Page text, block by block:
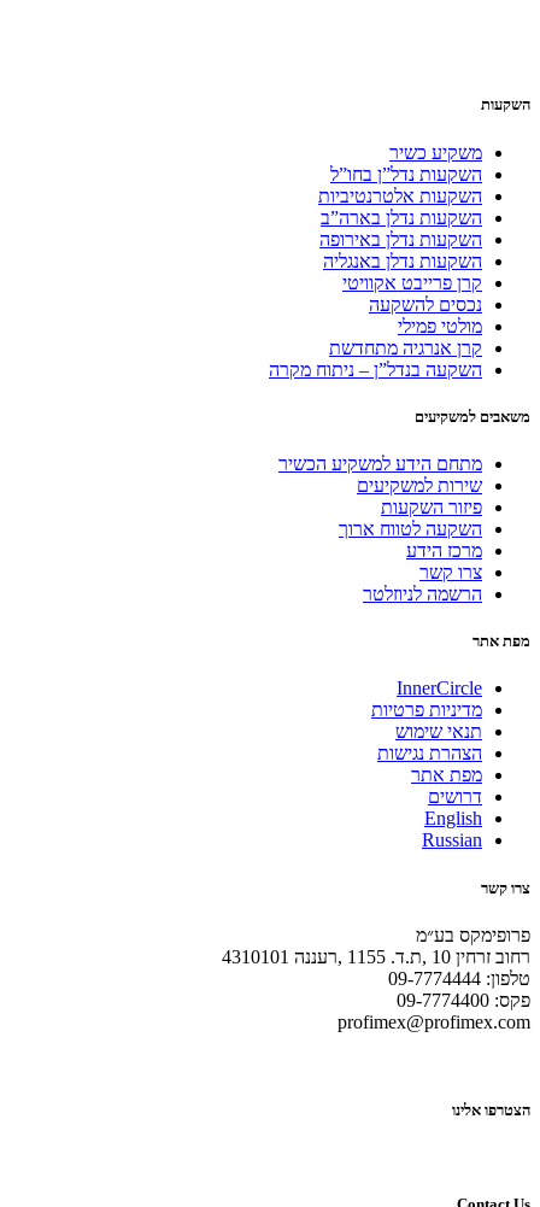
השקעות
משקיע כשיר
השקעות נדל”ן בחו”ל
השקעות אלטרנטיביות
השקעות נדלן בארה”ב
השקעות נדלן באירופה
השקעות נדלן באנגליה
קרן פרייבט אקוויטי
נכסים להשקעה
מולטי פמילי
קרן אנרגיה מתחדשת
השקעה בנדל”ן – ניתוח מקרה
משאבים למשקיעים
מתחם הידע למשקיע הכשיר
שירות למשקיעים
פיזור השקעות
השקעה לטווח ארוך
מרכז הידע
צרו קשר
הרשמה לניוזלטר
מפת אתר
InnerCircle
מדיניות פרטיות
תנאי שימוש
הצהרת נגישות
מפת אתר
דרושים
English
Russian
צרו קשר
פרופימקס בע״מ
רחוב זרחין 10 ,ת.ד. 1155 ,רעננה 4310101
טלפון: 09-7774444
פקס: 09-7774400
profimex@profimex.com
הצטרפו אלינו